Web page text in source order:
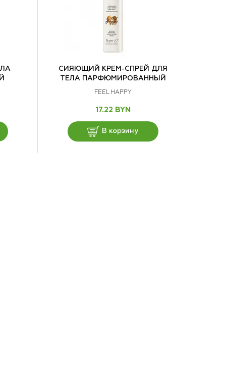
СИЯЮЩИЙ КРЕМ-СПРЕЙ ДЛЯ
ТЕЛА ПАРФЮМИРОВАННЫЙ
FEEL HAPPY
17.22 BYN
В корзину